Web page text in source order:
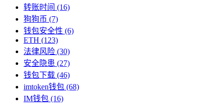
转账时间 (16)
狗狗币 (7)
钱包安全性 (6)
ETH (123)
法律风险 (30)
安全隐患 (27)
钱包下载 (46)
imtoken钱包 (68)
IM钱包 (16)